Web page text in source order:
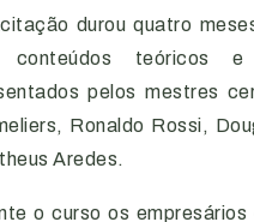
durou quatro
conteúdos teóricos e
pelos mestres
Ronaldo Rossi,
Aredes.
o curso os empresários